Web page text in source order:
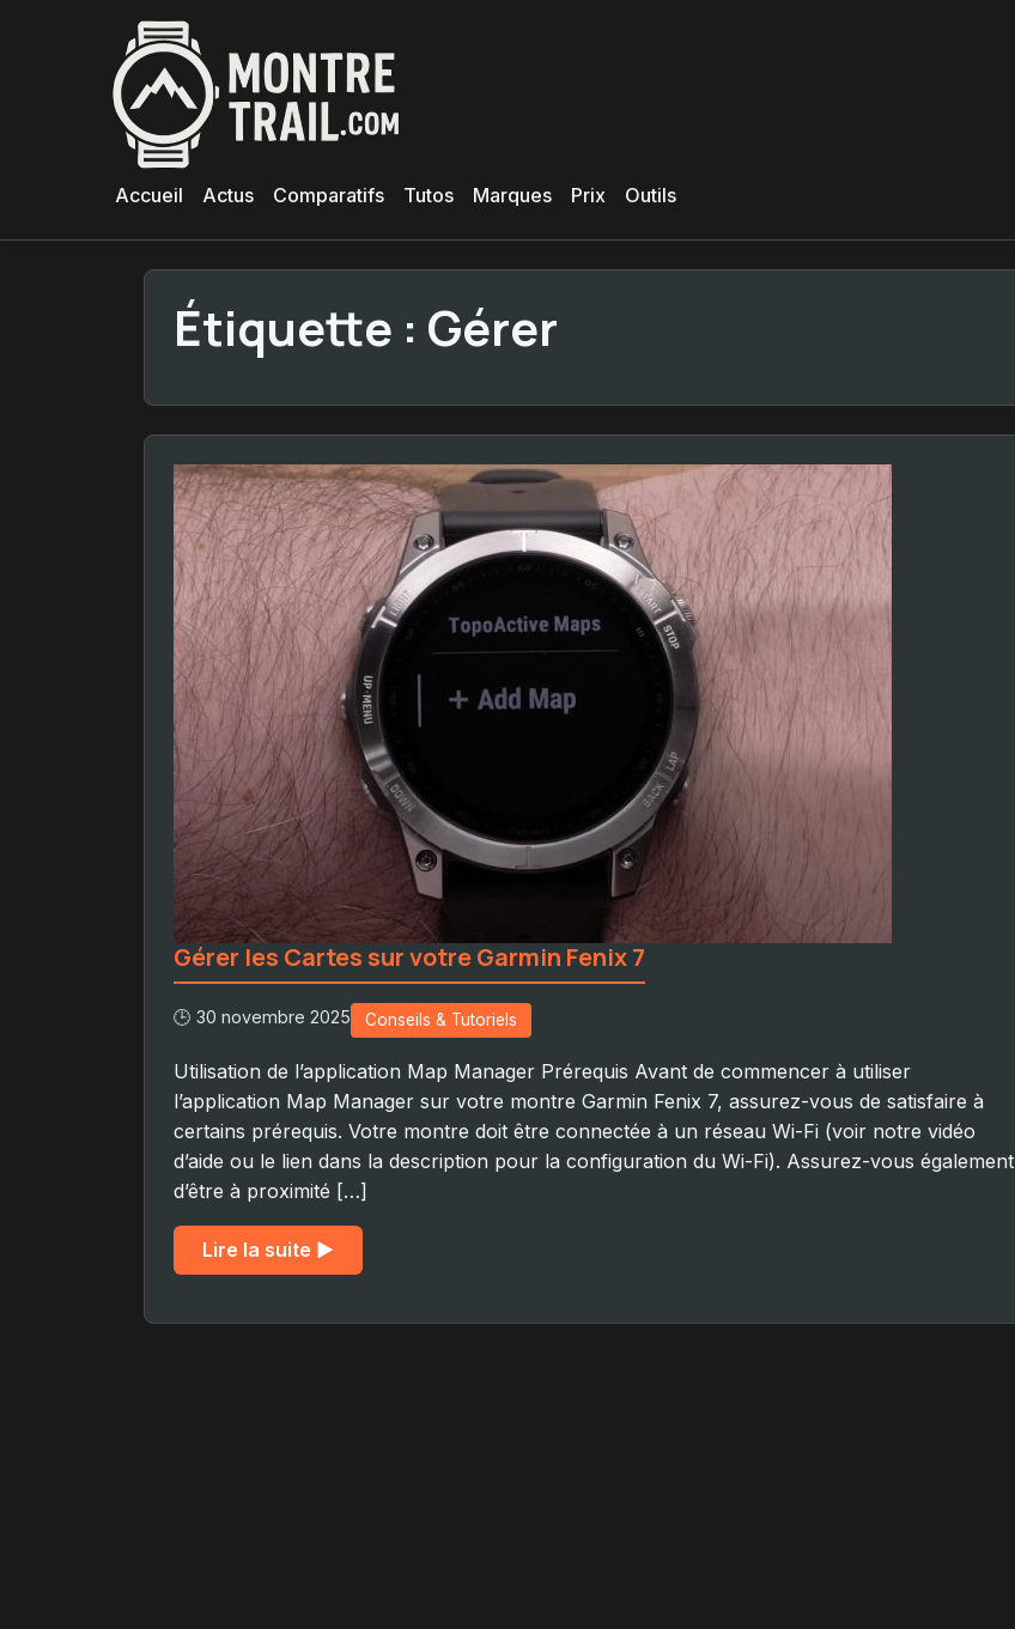
Accueil Actus Comparatifs Tutos Marques Prix Outils
Étiquette : Gérer
Gérer les Cartes sur votre Garmin Fenix 7
🕒 30 novembre 2025 Conseils & Tutoriels
Utilisation de l’application Map Manager Prérequis Avant de commencer à utiliser
l’application Map Manager sur votre montre Garmin Fenix 7, assurez-vous de satisfaire à
certains prérequis. Votre montre doit être connectée à un réseau Wi-Fi (voir notre vidéo
d’aide ou le lien dans la description pour la configuration du Wi-Fi). Assurez-vous également
d’être à proximité […]
Lire la suite ▶︎